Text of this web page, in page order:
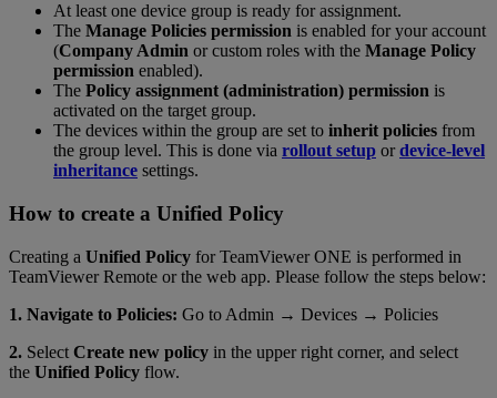
At least one device group is ready for assignment.
The Manage Policies permission is enabled for your account
(Company Admin or custom roles with the Manage Policy
permission enabled).
The Policy assignment (administration) permission is
activated on the target group.
The devices within the group are set to inherit policies from
the group level. This is done via rollout setup ordevice-level
inheritance settings.
How to create a Unified Policy
Creating a Unified Policy for TeamViewer ONE is performed in
TeamViewer Remote or the web app. Please follow the steps below:
1. Navigate to Policies: Go to Admin → Devices → Policies
2. Select Create new policy in the upper right corner, and select
the Unified Policy flow.